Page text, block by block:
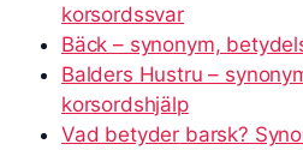
korsordssvar
Bäck – synonym,
Balders Hustru –
korsordshjälp
Vad betyder barsk?